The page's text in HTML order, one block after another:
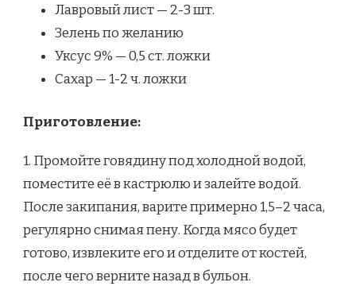
Лавровый лист — 2-3 шт.
Зелень по желанию
Уксус 9% — 0,5 ст. ложки
Сахар — 1-2 ч. ложки
Приготовление:
1. Промойте говядину под холодной водой,
поместите её в кастрюлю и залейте водой.
После закипания, варите примерно 1,5–2 часа,
регулярно снимая пену. Когда мясо будет
готово, извлеките его и отделите от костей,
после чего верните назад в бульон.